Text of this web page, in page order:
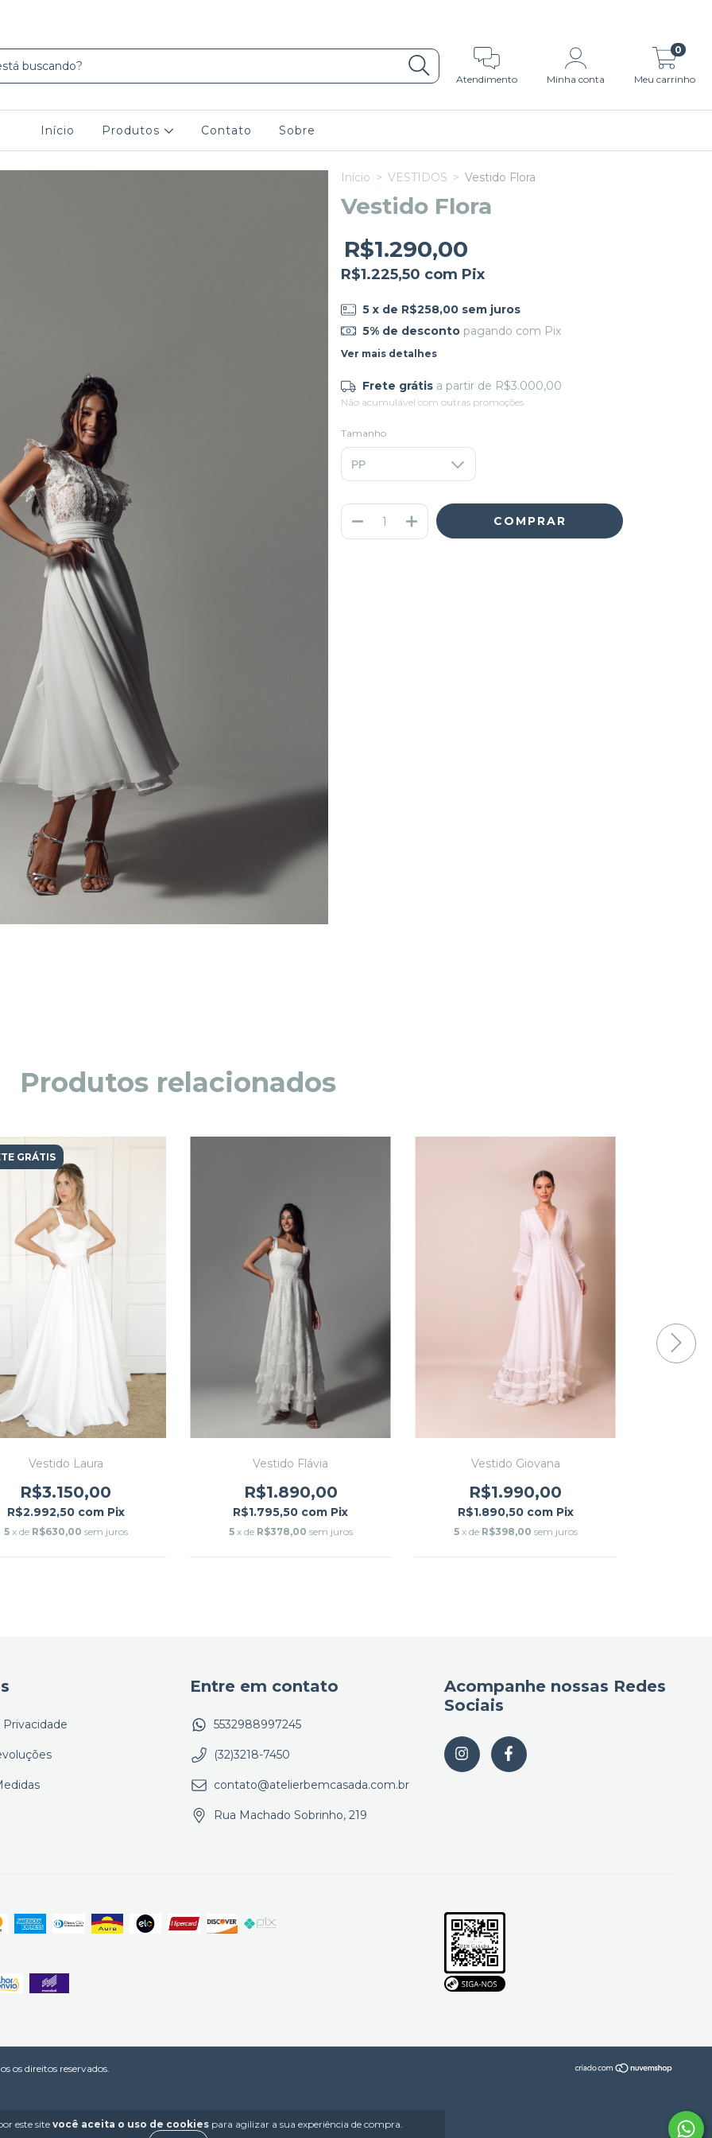
Atendimento Minha conta Meu carrinho
0
Início Produtos Contato Sobre
este site você aceita o uso de cookiespara agilizar a sua experiência de compra.
Início > VESTIDOS > Vestido Flora
Vestido Flora
R$1.290,00
R$1.225,50 com Pix
5 x de R$258,00 sem juros
5% de descontopagando com Pix
Ver mais detalhes
Frete grátis a partir de R$3.000,00
Não acumulável com outras promoções
Tamanho
Produtos relacionados
GRÁTIS
Vestido Laura
R$3.150,00
R$2.992,50 com Pix
5 x de R$630,00 sem juros
Vestido Flávia
R$1.890,00
R$1.795,50 com Pix
5 x de R$378,00 sem juros
Vestido Giovana
R$1.990,00
R$1.890,50 com Pix
5 x de R$398,00 sem juros
Entre em contato
5532988997245
(32)3218-7450
contato@atelierbemcasada.com.br
Rua Machado Sobrinho, 219
Acompanhe nossas Redes
Sociais
os direitos reservados.